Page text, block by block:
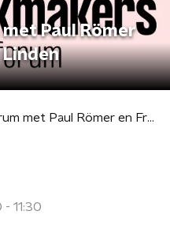
Paul Römer
Linden
Het mediaforum met Paul Römer en Frénk van der Linden
11:30